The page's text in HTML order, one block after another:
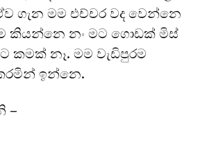
ගැන මම එච්චර වද වෙන්නෙ
කියන්නෙ නං මට ගොඩක් මිස්
කමක් නෑ. මම වැඩිපුරම
ඉන්නෙ.
–